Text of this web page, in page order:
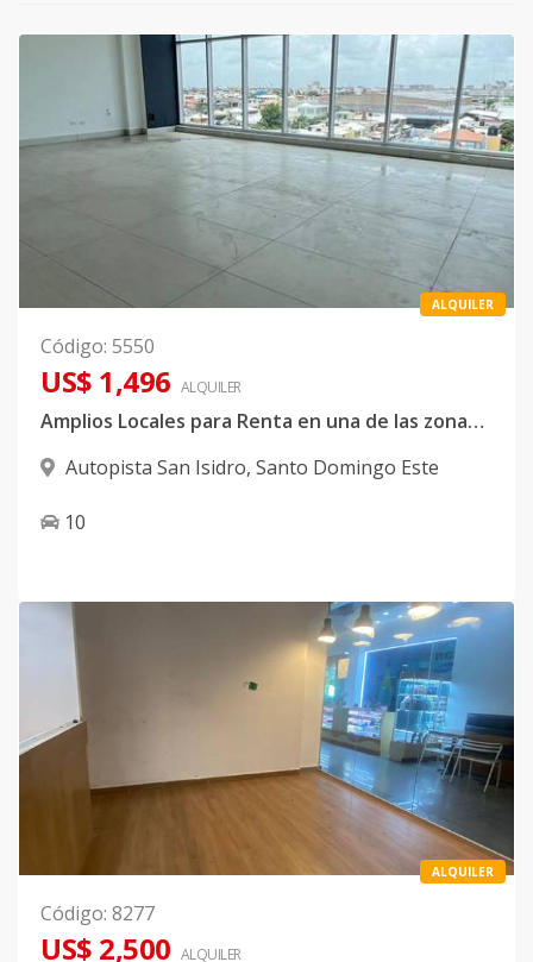
ALQUILER
Código: 5550
US$ 1,496 ALQUILER
Amplios Locales para Renta en una de las zonas mas privilegiadas de Sto Dgo este.
Autopista San Isidro, Santo Domingo Este
10
ALQUILER
Código: 8277
US$ 2,500 ALQUILER